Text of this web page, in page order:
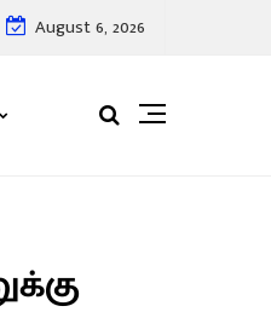
August 6, 2026